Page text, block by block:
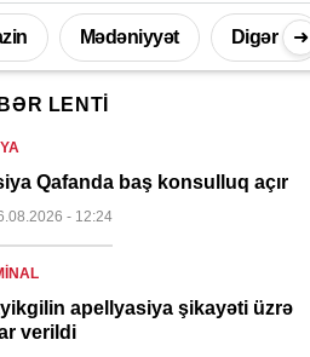
Mədəniyyət Digər ➜
LENTI
Qafanda baş konsulluq açır
- 12:24
apellyasiya şikayəti üzrə
verildi